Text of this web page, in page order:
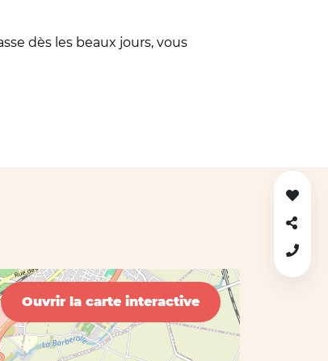
dès les beaux jours, vous
Ouvrir la carte interactive